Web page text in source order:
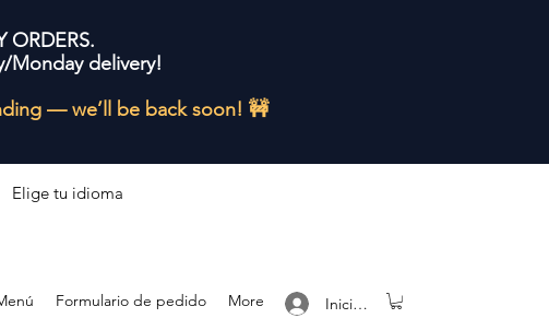
ORDERS.
Monday delivery!
— we’ll be back soon! 🚧
Elige tu idioma
Formulario de pedido More Iniciar sesión